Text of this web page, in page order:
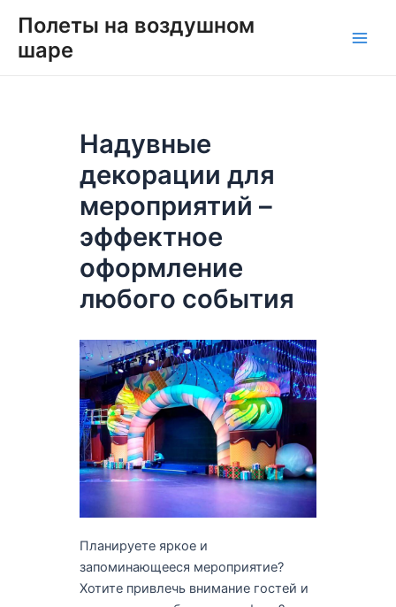
содержимому
Полеты на воздушном
шаре
Надувные
декорации для
мероприятий –
эффектное
оформление
любого события
Планируете яркое и
запоминающееся мероприятие?
Хотите привлечь внимание гостей и
по
записям